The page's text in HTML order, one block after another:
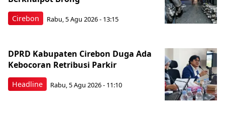
Cirebon Rabu, 5 Agu 2026 - 13:15
Headline
DPRD Kabupaten Cirebon Duga Ada
Kebocoran Retribusi Parkir
Rabu, 5 Agu 2026 - 11:10